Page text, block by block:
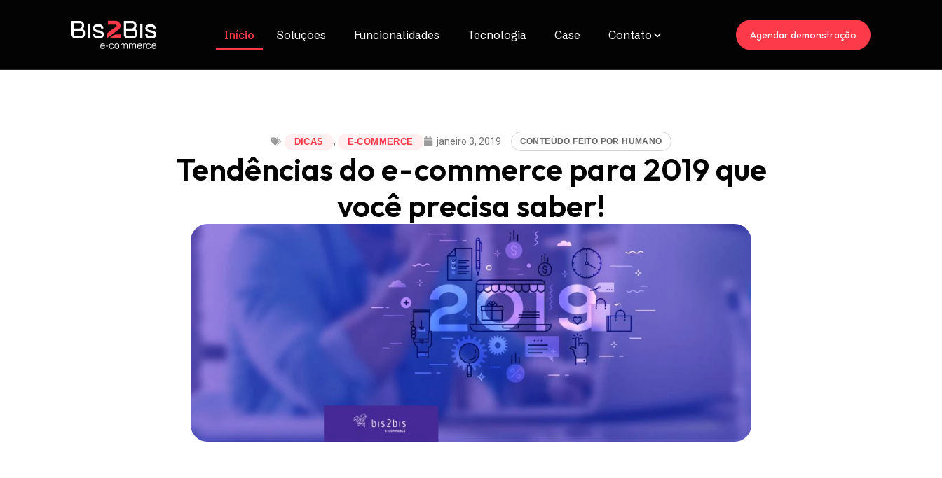
Início Soluções Funcionalidades Tecnologia Case Contato Agendar demonstração
DICAS , E-COMMERCE janeiro 3, 2019 CONTEÚDO FEITO POR HUMANO
Tendências do e-commerce para 2019 que
você precisa saber!